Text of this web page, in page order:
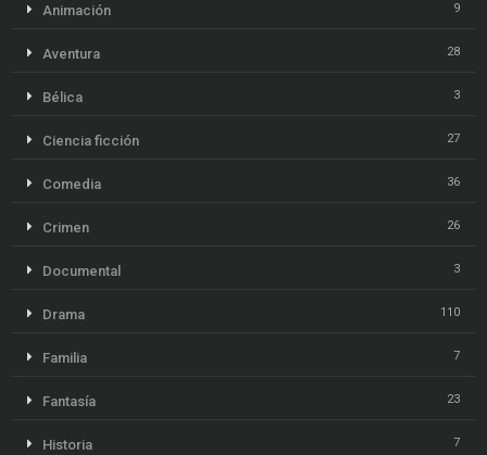
Animación 9
Aventura 28
Bélica 3
Ciencia ficción 27
Comedia 36
Crimen 26
Documental 3
Drama 110
Familia 7
Fantasía 23
Historia 7